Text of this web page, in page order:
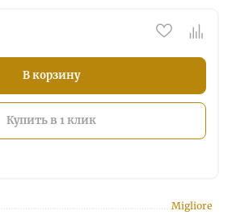
В корзину
Купить в 1 клик
Migliore